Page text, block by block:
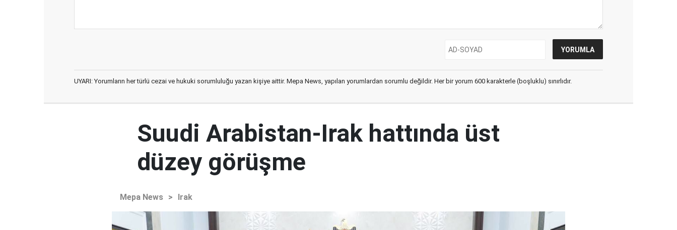
UYARI: Yorumların her türlü cezai ve hukuki sorumluluğu yazan kişiye aittir. Mepa News, yapılan yorumlardan sorumlu değildir. Her bir yorum 600 karakterle (boşluklu) sınırlıdır.
Suudi Arabistan-Irak hattında üst
düzey görüşme
Mepa News > Irak